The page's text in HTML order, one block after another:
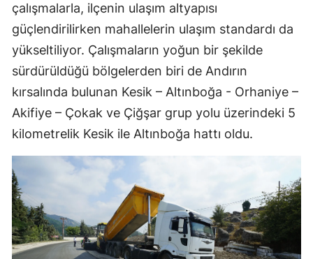
çalışmalarla, ilçenin ulaşım altyapısı
güçlendirilirken mahallelerin ulaşım standardı da
yükseltiliyor. Çalışmaların yoğun bir şekilde
sürdürüldüğü bölgelerden biri de Andırın
kırsalında bulunan Kesik – Altınboğa - Orhaniye –
Akifiye – Çokak ve Çiğşar grup yolu üzerindeki 5
kilometrelik Kesik ile Altınboğa hattı oldu.